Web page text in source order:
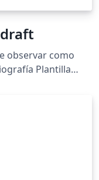
observar como
Plantilla
Creative